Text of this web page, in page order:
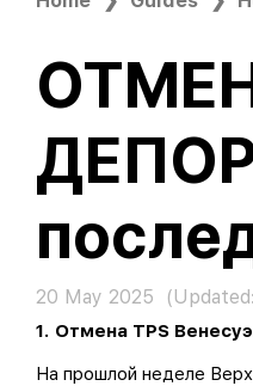
20 May 2025 (Updated:
1. Отмена TPS
На прошлой неделе